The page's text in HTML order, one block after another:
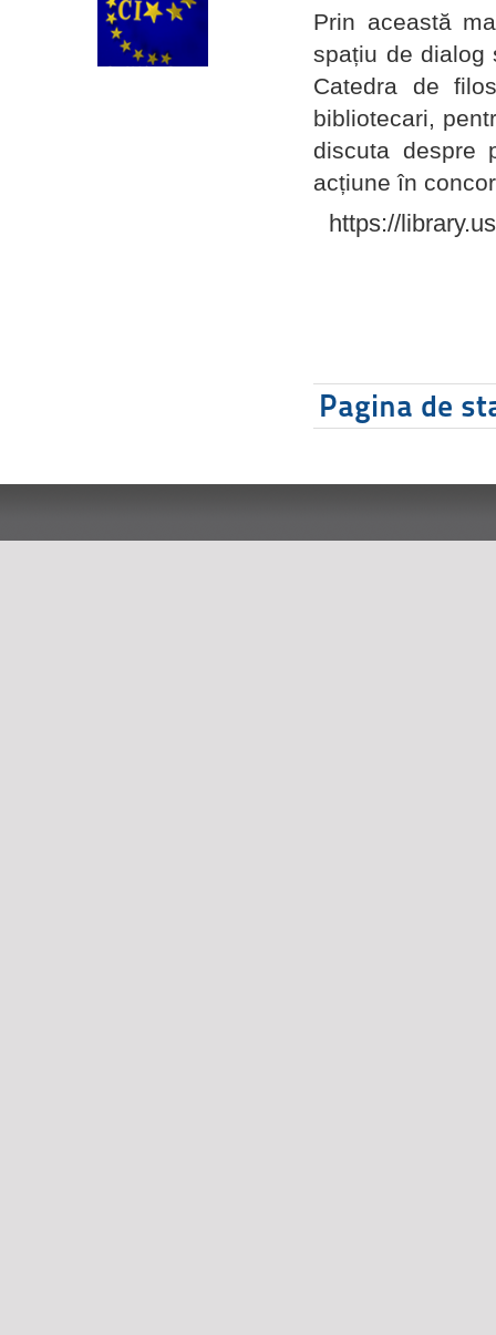
Prin această
spațiu de dialog
Catedra de
bibliotecari,
discuta despre
acțiune în
https://
Pagina de